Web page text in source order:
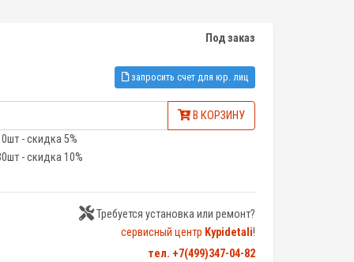
Под заказ
запросить счет для юр. лиц
В КОРЗИНУ
- скидка 5%
- скидка 10%
Требуется установка или ремонт?
сервисный центр Kypidetali!
тел. +7(499)347-04-82